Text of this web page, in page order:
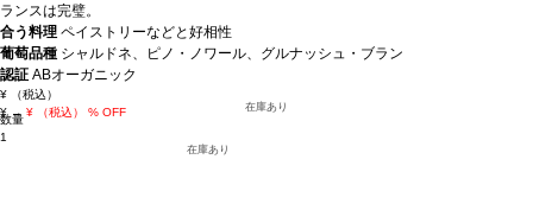
ランスは完璧。
合う料理 ペイストリーなどと好相性
葡萄品種 シャルドネ、ピノ・ノワール、グルナッシュ・ブラン
認証 ABオーガニック
¥
（税込）
¥ → ¥ （税込） % OFF 在庫あり
数量
1
在庫あり